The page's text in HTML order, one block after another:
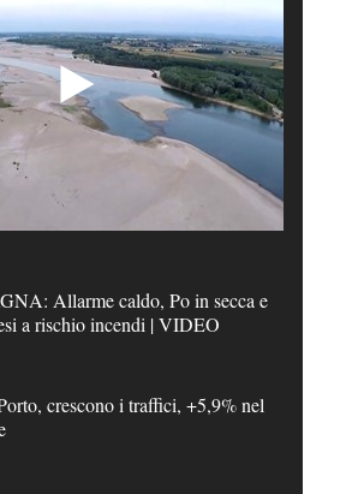
Allarme caldo, Po in secca e
a rischio incendi | VIDEO
crescono i traffici, +5,9% nel